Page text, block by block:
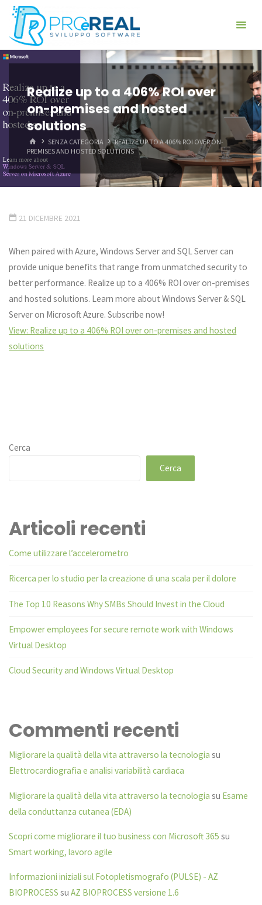
Skip
content
software
- PROGETTA E
REALIZZA -
ANALISI,
PROGETTAZIONE,
REALIZZAZIONE,
GESTIONE
Realize up to a 406% ROI over
on-premises and hosted
solutions
HOMESENZA CATEGORIA
REALIZE UP TO A 406% ROI OVER ON-
PREMISES AND HOSTED SOLUTIONS
21 DICEMBRE 2021
When paired with Azure, Windows Server and SQL Server can
provide unique benefits that range from unmatched security to
better performance. Realize up to a 406% ROI over on-premises
and hosted solutions. Learn more about Windows Server & SQL
Server on Microsoft Azure. Subscribe now!
View: Realize up to a 406% ROI over on-premises and hosted
solutions
Cerca
Cerca
Articoli recenti
Come utilizzare l’accelerometro
Ricerca per lo studio per la creazione di una scala per il dolore
The Top 10 Reasons Why SMBs Should Invest in the Cloud
Empower employees for secure remote work with Windows
Virtual Desktop
Cloud Security and Windows Virtual Desktop
Commenti recenti
Migliorare la qualità della vita attraverso la tecnologia su
Elettrocardiografia e analisi variabilità cardiaca
Migliorare la qualità della vita attraverso la tecnologia su Esame
della conduttanza cutanea (EDA)
Scopri come migliorare il tuo business con Microsoft 365 su
Smart working, lavoro agile
Informazioni iniziali sul Fotopletismografo (PULSE) - AZ
BIOPROCESS suAZ BIOPROCESS versione 1.6